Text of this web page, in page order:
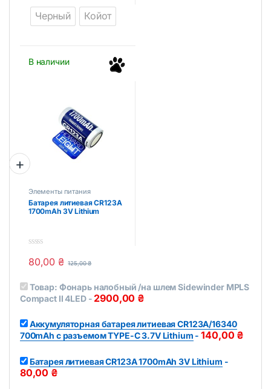
t
f
Черный Койот
В наличии
Элементы питания
Батарея литиевая CR123A
1700mAh 3V Lithium
o
o
f
5
80,00 ₴ 125,00₴
Товар: Фонарь налобный /на шлем Sidewinder MPLS
Compact II 4LED- 2900,00 ₴
Аккумуляторная батарея литиевая CR123A/16340
700mAh с разъемом TYPE-C 3.7V Lithium -140,00 ₴
Батарея литиевая CR123A 1700mAh 3V Lithium -
80,00 ₴